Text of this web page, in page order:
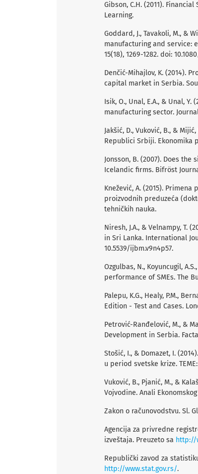
Gibson, C.H. (2011).
Learning.
Goddard, J., Tavakoli, M., &
manufacturing and service:
15(18), 1269-1282. doi:
Denčić-Mihajlov, K. (2014).
capital market in Serbia.
Isik, O., Unal, E.A., & Unal,
manufacturing sector.
Jakšić, D., Vuković, B., &
Republici Srbiji. Ekonomika
Jonsson, B. (2007). Does
Icelandic firms. Bifröst
Knežević, A. (2015).
proizvodnih preduzeća
tehničkih nauka.
Niresh, J.A., & Velnampy, T.
in Sri Lanka. International
10.5539/ijbm.v9n4p57.
Ozgulbas, N., Koyuncugil,
performance of SMEs. The
Palepu, K.G., Healy, P.M.,
Edition - Test and Cases.
Petrović-Ranđelović, M., &
Development in Serbia.
Stošić, I., & Domazet, I.
u period svetske krize.
Vuković, B., Pjanić, M., &
Vojvodine. Anali
Zakon o računovodstvu. Sl.
Agencija za privredne
izveštaja. Preuzeto sa http://
Republički zavod za
http://www.stat.gov.rs/.